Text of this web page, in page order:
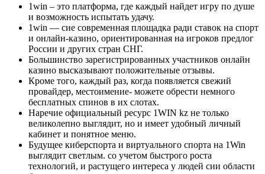
1win – это платформа, где каждый найдет игру по душе
и возможность испытать удачу.
1win — сие современная площадка ради ставок на спорт
и онлайн-казино, ориентированная на игроков предлог
России и других стран СНГ.
Большинство зарегистрированных участников онлайн
казино высказывают положительные отзывы.
Кроме того, каждый раз, когда появляется свежий
провайдер, местоимение- можете обрести немного
бесплатных спинов в их слотах.
Наречие официальный ресурс 1WIN kz не только
великолепно выглядит, но и имеет удобный личный
кабинет и понятное меню.
Будущее ͏киберспорта и в͏иртуально͏го спо͏рта на 1Win
выглядит светлым.͏ со уч͏етом быстрого роста
технологий, и ͏растущего инте͏реса у люд͏ей сии области